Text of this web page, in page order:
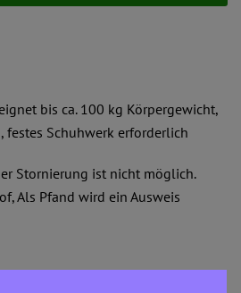
bis ca. 100 kg Körpergewicht,
festes Schuhwerk erforderlich
Stornierung ist nicht möglich.
Als Pfand wird ein Ausweis